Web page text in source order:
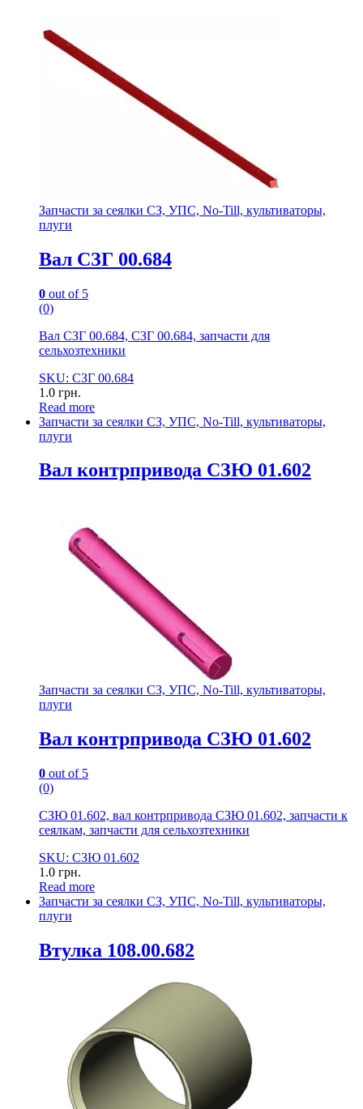
Запчасти за сеялки СЗ, УПС, No-Till, культиваторы,
плуги
Вал СЗГ 00.684
0 out of 5
(0)
Вал СЗГ 00.684, СЗГ 00.684, запчасти для
сельхозтехники
SKU: СЗГ 00.684
1.0 грн.
Read more
Запчасти за сеялки СЗ, УПС, No-Till, культиваторы,
плуги
Вал контрпривода СЗЮ 01.602
Запчасти за сеялки СЗ, УПС, No-Till, культиваторы,
плуги
Вал контрпривода СЗЮ 01.602
0 out of 5
(0)
СЗЮ 01.602, вал контрпривода СЗЮ 01.602, запчасти к
сеялкам, запчасти для сельхозтехники
SKU: СЗЮ 01.602
1.0 грн.
Read more
Запчасти за сеялки СЗ, УПС, No-Till, культиваторы,
плуги
Втулка 108.00.682